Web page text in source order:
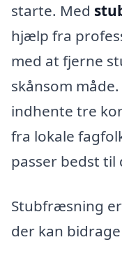
starte. Med
hjælp fra
med at fjerne
skånsom
indhente tre
fra lokale
passer bedst til
Stubfræsning
der kan